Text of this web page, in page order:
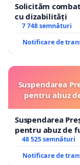
Solicităm
cu dizabilități
7 748 semnături
Notificare de
Suspendarea
pentru abuz
Suspendarea
pentru abuz de
48 525 semnături
Notificare de